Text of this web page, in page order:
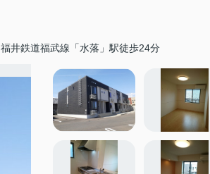
福井鉄道福武線「水落」駅徒歩24分